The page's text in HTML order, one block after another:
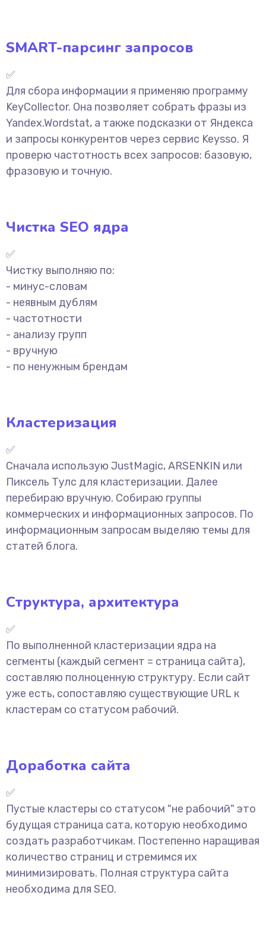
SMART-парсинг запросов
✅
Для сбора информации я применяю программу
KeyCollector. Она позволяет собрать фразы из
Yandex.Wordstat, а также подсказки от Яндекса
и запросы конкурентов через сервис Keysso. Я
проверю частотность всех запросов: базовую,
фразовую и точную.
Чистка SEO ядра
✅
Чистку выполняю по:
- минус-словам
- неявным дублям
- частотности
- анализу групп
- вручную
- по ненужным брендам
Кластеризация
✅
Сначала использую JustMagic, ARSENKIN или
Пиксель Тулс для кластеризации. Далее
перебираю вручную. Собираю группы
коммерческих и информационных запросов. По
информационным запросам выделяю темы для
статей блога.
Структура, архитектура
✅
По выполненной кластеризации ядра на
сегменты (каждый сегмент = страница сайта),
составляю полноценную структуру. Если сайт
уже есть, сопоставляю существующие URL к
кластерам со статусом рабочий.
Доработка сайта
✅
Пустые кластеры со статусом "не рабочий" это
будущая страница сата, которую необходимо
создать разработчикам. Постепенно наращивая
количество страниц и стремимся их
минимизировать. Полная структура сайта
необходима для SEO.